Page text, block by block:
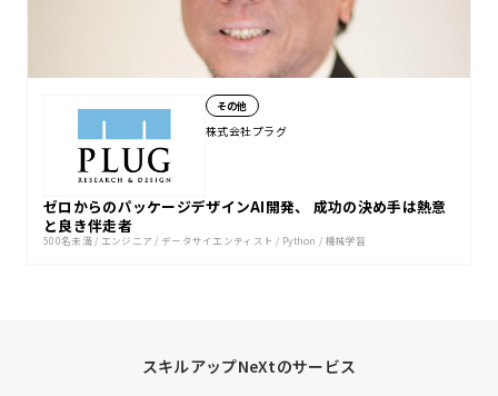
その他
株式会社プラグ
ゼロからのパッケージデザインAI開発、 成功の決め手は熱意
と良き伴走者
500名未満/ エンジニア / データサイエンティスト / Python / 機械学習
スキルアップNeXtのサービス